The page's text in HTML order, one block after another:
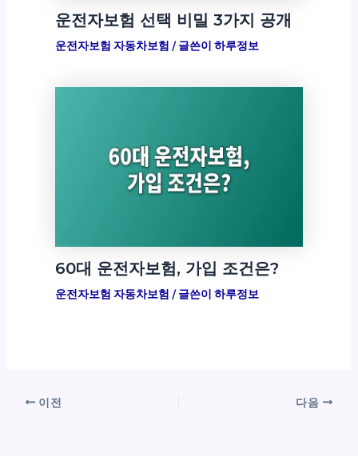
운전자보험 선택 비밀 3가지 공개
운전자보험 자동차보험 / 글쓴이 하루정보
60대 운전자보험, 가입 조건은?
운전자보험 자동차보험 / 글쓴이 하루정보
이전 다음